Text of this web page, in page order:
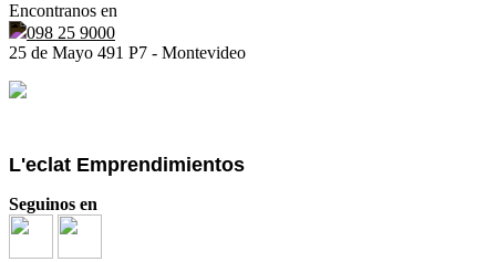
Encontranos en
098 25 9000
25 de Mayo 491 P7 - Montevideo
L'eclat Emprendimientos
Seguinos en